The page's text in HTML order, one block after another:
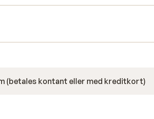
vinterferie?
(betales kontant eller med kreditkort)